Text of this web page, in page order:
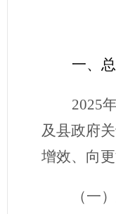
一、
2025
及县政府
增效、向
（一）